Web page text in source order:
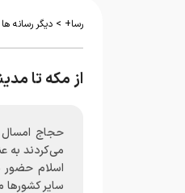
رسا+ > دیگر رسانه ها
از مکه تا
حجاج امسال
می‌کردند به
اسلام حضور
سایر کشورها